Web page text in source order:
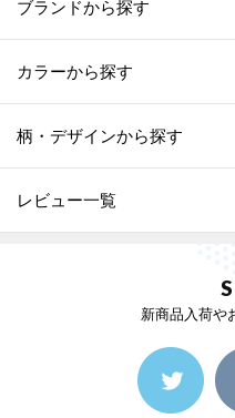
ブランドから探す
カラーから探す
柄・デザインから探す
レビュー一覧
新商品入荷や